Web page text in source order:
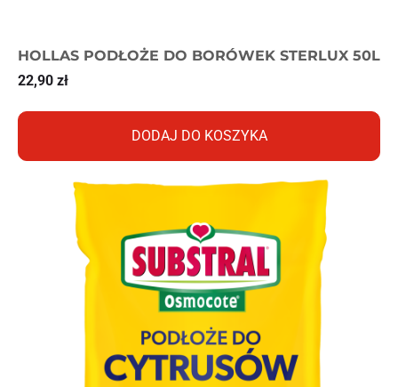
HOLLAS PODŁOŻE DO BORÓWEK STERLUX 50L
22,90 zł
DODAJ DO KOSZYKA